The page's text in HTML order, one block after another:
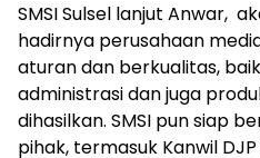
SMSI Sulsel lanjut Anwar,
hadirnya perusahaan
aturan dan berkualitas,
administrasi dan juga
dihasilkan. SMSI pun siap
pihak, termasuk Kanwil